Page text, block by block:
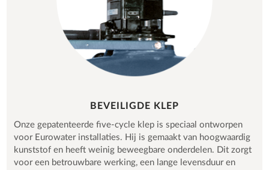
BEVEILIGDE KLEP
Onze gepatenteerde five-cycle klep is speciaal ontworpen
voor Eurowater installaties. Hij is gemaakt van hoogwaardig
kunststof en heeft weinig beweegbare onderdelen. Dit zorgt
voor een betrouwbare werking, een lange levensduur en